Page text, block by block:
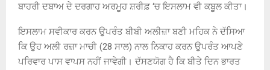
ਬਾਹਰੀ ਦਬਾਅ ਦੇ ਦਰਗਾਹ ਅਰਮੂਹ ਸ਼ਰੀਫ਼ ‘ਚ ਇਸਲਾਮ ਵੀ ਕਬੂਲ ਕੀਤਾ।
ਇਸਲਾਮ ਸਵੀਕਾਰ ਕਰਨ ਉਪਰੰਤ ਬੀਬੀ ਅਲੀਜ਼ਾ ਬਣੀ ਮਹਿਕ ਨੇ ਦੱਸਿਆ
ਕਿ ਉਹ ਅਲੀ ਰਜ਼ਾ ਮਾਚੀ (28 ਸਾਲ) ਨਾਲ ਨਿਕਾਹ ਕਰਨ ਉਪਰੰਤ ਆਪਣੇ
ਪਰਿਵਾਰ ਪਾਸ ਵਾਪਸ ਨਹੀਂ ਜਾਵੇਗੀ। ਦੱਸਣਯੋਗ ਹੈ ਕਿ ਬੀਤੇ ਦਿਨ ਭਾਰਤ